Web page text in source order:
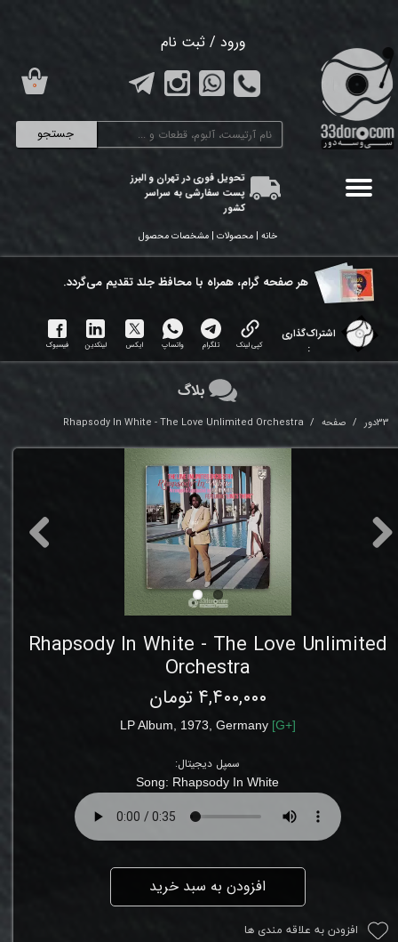
جستجو
ورود / ثبت نام
تغییر گذر واژه
سفارشات
تحویل فوری در تهران و البرز
پست سفارشی به سراسر
کشور
۰
خانه | محصولات | مشخصات محصول
هر ​صفحه گرام، همراه با محافظ جلد تقدیم می‌گردد.
اشتراک‌گذاری
:
کپی لینک تلگرام واتساپ ایکس لینکدین فیسبوک
33دور صفحه Rhapsody In White - The Love Unlimited Orchestra
Rhapsody In White - The Love Unlimited
Orchestra
۴,۴۰۰,۰۰۰ تومان
LP Album, 1973, Germany [G+]
سمپل دیجیتال:
Song: Rhapsody In White
افزودن به سبد خرید
افزودن به علاقه مندی ها
بلاگ